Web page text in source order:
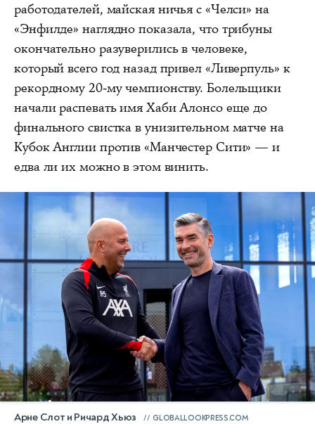
работодателей, майская ничья с «Челси» на
«Энфилде» наглядно показала, что трибуны
окончательно разуверились в человеке,
который всего год назад привел «Ливерпуль» к
рекордному 20-му чемпионству. Болельщики
начали распевать имя Хаби Алонсо еще до
финального свистка в унизительном матче на
Кубок Англии против «Манчестер Сити» — и
едва ли их можно в этом винить.
Арне Слот и Ричард Хьюз GLOBALLOOKPRESS.COM